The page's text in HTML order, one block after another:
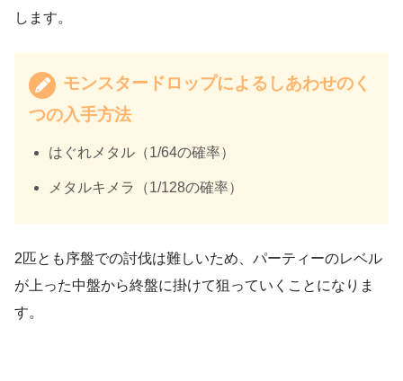
します。
モンスタードロップによるしあわせのく
つの入手方法
はぐれメタル（1/64の確率）
メタルキメラ（1/128の確率）
2匹とも序盤での討伐は難しいため、パーティーのレベル
が上った中盤から終盤に掛けて狙っていくことになりま
す。